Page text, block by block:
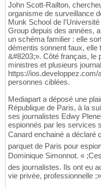
John Scott-Railton,
organisme de surveillance
Munk School de
Group depuis des années,
un schéma familier : elle
démentis sonnent faux, elle
&#8203;». Côté français, le
ministres et plusieurs
https://ios.developpez.com/
personnes ciblées.
Mediapart a déposé une
République de Paris, à la
ses journalistes Edwy
espionnés par les services
Canard enchainé a déclaré
parquet de Paris pour
Dominique Simonnot. «
des journalistes. Ils ont eu
vie privée, professionnelle